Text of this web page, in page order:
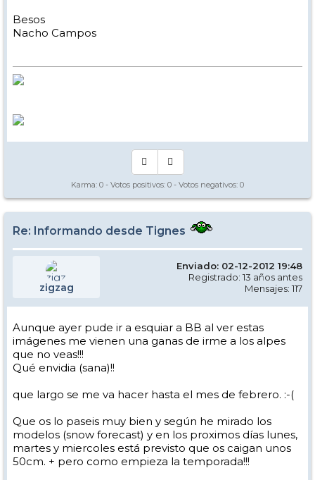
Besos
Nacho Campos
Karma: 0 - Votos positivos: 0 - Votos negativos: 0
Re: Informando desde Tignes
zigzag
Enviado: 02-12-2012 19:48
Registrado: 13 años antes
Mensajes: 117
Aunque ayer pude ir a esquiar a BB al ver estas
imágenes me vienen una ganas de irme a los alpes
que no veas!!!
Qué envidia (sana)!!
que largo se me va hacer hasta el mes de febrero. :-(
Que os lo paseis muy bien y según he mirado los
modelos (snow forecast) y en los proximos días lunes,
martes y miercoles está previsto que os caigan unos
50cm. + pero como empieza la temporada!!!